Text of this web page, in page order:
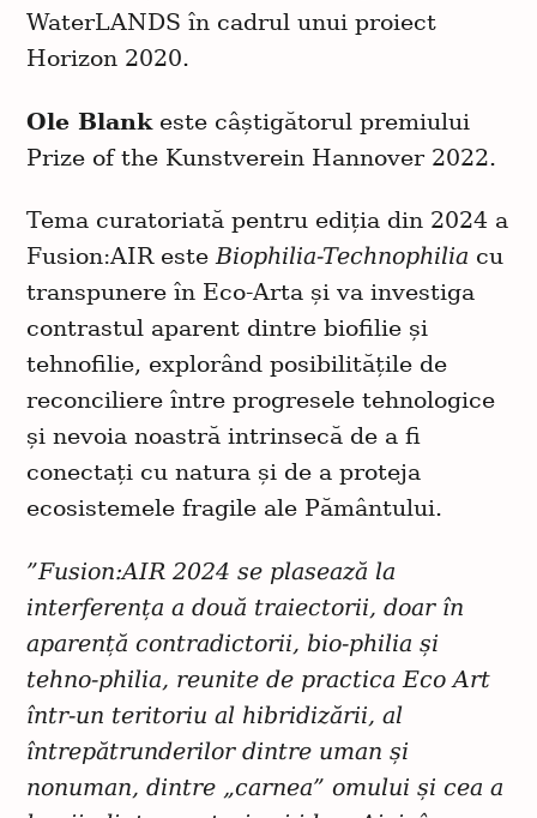
WaterLANDS în cadrul unui proiect
Horizon 2020.
Ole Blank este câștigătorul premiului
Prize of the Kunstverein Hannover 2022.
Tema curatoriată pentru ediția din 2024 a
Fusion:AIR este Biophilia-Technophilia cu
transpunere în Eco-Arta și va investiga
contrastul aparent dintre biofilie și
tehnofilie, explorând posibilitățile de
reconciliere între progresele tehnologice
și nevoia noastră intrinsecă de a fi
conectați cu natura și de a proteja
ecosistemele fragile ale Pământului.
”Fusion:AIR 2024 se plasează la
interferența a două traiectorii, doar în
aparență contradictorii, bio-philia și
tehno-philia, reunite de practica Eco Art
într-un teritoriu al hibridizării, al
întrepătrunderilor dintre uman și
nonuman, dintre „carnea” omului și cea a